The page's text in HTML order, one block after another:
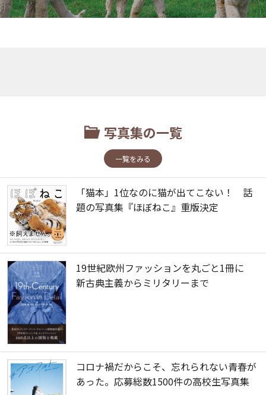
写真集の一覧
一覧をみる
「猫本」1位なのに猫が出てこない！ 話
題の写真集『ほぼねこ』重版決定
19世紀欧州ファッションを丸ごと1冊に
新古典主義からミリタリーまで
コロナ禍だからこそ、忘れられない青春が
あった。応募総数1500件の高校生写真集